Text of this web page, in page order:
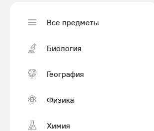
Все предметы
Биология
География
Физика
Химия